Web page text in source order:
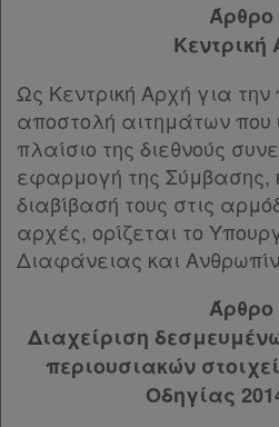
Παρ.2
Άρθρο 32 [-]
Παρ.1
Παρ.2
Παρ.3
Παρ.4
ΜΕΡΟΣ II [-]
Άρθρο 33 [-]
Παρ.1
Παρ.2
Άρθρο 35 [-]
Παρ.1
Παρ.2
Άρθρο
Κεντρική
Ως Κεντρική Αρχή για
αποστολή αιτημάτων που
πλαίσιο της διεθνούς
εφαρμογή της Σύμβασης,
διαβίβασή τους στις
αρχές, ορίζεται το
Διαφάνειας και
Άρθρο
Διαχείριση
περιουσιακών
Οδηγίας